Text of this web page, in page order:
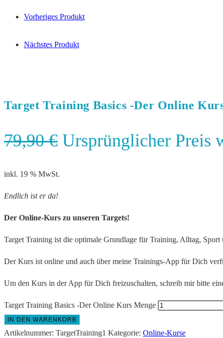
Vorheriges Produkt
Nächstes Produkt
Target Training Basics -Der Online
79,90€ Ursprünglicher Preis
inkl. 19 % MwSt.
Endlich ist er da!
Der Online-Kurs zu unseren Targets!
Target Training ist die optimale Grundlage für Training, Alltag,
Der Kurs ist online und auch über meine Trainings-App für Dich
Um den Kurs in der App für Dich freizuschalten, schreib mir bitte
Target Training Basics -Der Online Kurs Menge
IN DEN WARENKORB
Artikelnummer: TargetTraining1 Kategorie: Online-Kurse